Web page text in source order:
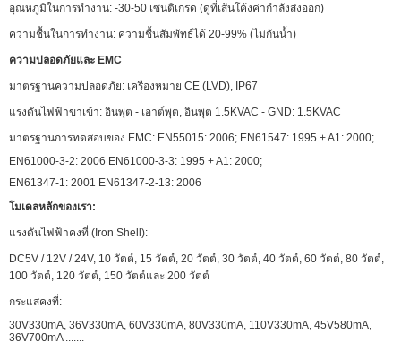
อุณหภูมิในการทำงาน: -30-50 เซนติเกรด (ดูที่เส้นโค้งค่ากำลังส่งออก)
ความชื้นในการทำงาน: ความชื้นสัมพัทธ์ได้ 20-99% (ไม่กันน้ำ)
ความปลอดภัยและ EMC
มาตรฐานความปลอดภัย: เครื่องหมาย CE (LVD), IP67
แรงดันไฟฟ้าขาเข้า: อินพุต - เอาต์พุต, อินพุต 1.5KVAC - GND: 1.5KVAC
มาตรฐานการทดสอบของ EMC: EN55015: 2006; EN61547: 1995 + A1: 2000;
EN61000-3-2: 2006 EN61000-3-3: 1995 + A1: 2000;
EN61347-1: 2001 EN61347-2-13: 2006
โมเดลหลักของเรา:
แรงดันไฟฟ้าคงที่ (Iron Shell):
DC5V / 12V / 24V, 10 วัตต์, 15 วัตต์, 20 วัตต์, 30 วัตต์, 40 วัตต์, 60 วัตต์, 80 วัตต์,
100 วัตต์, 120 วัตต์, 150 วัตต์และ 200 วัตต์
กระแสคงที่:
30V330mA, 36V330mA, 60V330mA, 80V330mA, 110V330mA, 45V580mA,
36V700mA .......